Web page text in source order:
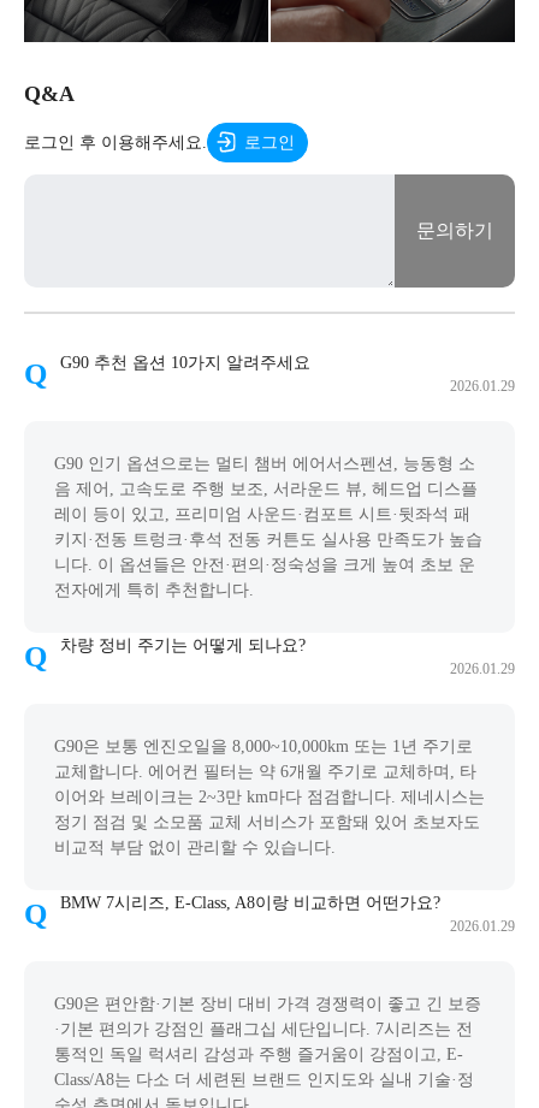
Q&A
로그인 후 이용해주세요. 로그인
문의하기
G90 추천 옵션 10가지 알려주세요
2026.01.29
G90 인기 옵션으로는 멀티 챔버 에어서스펜션, 능동형 소
음 제어, 고속도로 주행 보조, 서라운드 뷰, 헤드업 디스플
레이 등이 있고, 프리미엄 사운드·컴포트 시트·뒷좌석 패
키지·전동 트렁크·후석 전동 커튼도 실사용 만족도가 높습
니다. 이 옵션들은 안전·편의·정숙성을 크게 높여 초보 운
전자에게 특히 추천합니다.
차량 정비 주기는 어떻게 되나요?
2026.01.29
G90은 보통 엔진오일을 8,000~10,000km 또는 1년 주기로
교체합니다. 에어컨 필터는 약 6개월 주기로 교체하며, 타
이어와 브레이크는 2~3만 km마다 점검합니다. 제네시스는
정기 점검 및 소모품 교체 서비스가 포함돼 있어 초보자도
비교적 부담 없이 관리할 수 있습니다.
BMW 7시리즈, E-Class, A8이랑 비교하면 어떤가요?
2026.01.29
G90은 편안함·기본 장비 대비 가격 경쟁력이 좋고 긴 보증
·기본 편의가 강점인 플래그십 세단입니다. 7시리즈는 전
통적인 독일 럭셔리 감성과 주행 즐거움이 강점이고, E-
Class/A8는 다소 더 세련된 브랜드 인지도와 실내 기술·정